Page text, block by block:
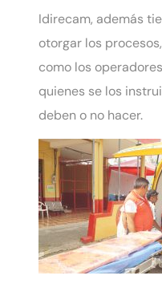
Idirecam, además
otorgar los
como los
quienes se los
deben o no hacer.